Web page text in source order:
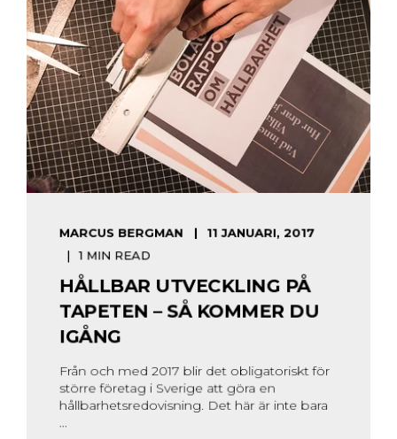
MARCUS BERGMAN
11 JANUARI, 2017
1 MIN READ
HÅLLBAR UTVECKLING PÅ
TAPETEN – SÅ KOMMER DU
IGÅNG
Från och med 2017 blir det obligatoriskt för
större företag i Sverige att göra en
hållbarhetsredovisning. Det här är inte bara
...